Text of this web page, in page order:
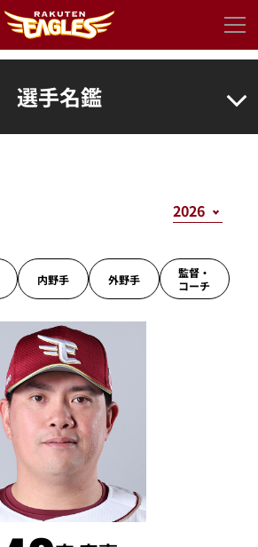
選手名鑑
内野手 外野手
監督・
コーチ